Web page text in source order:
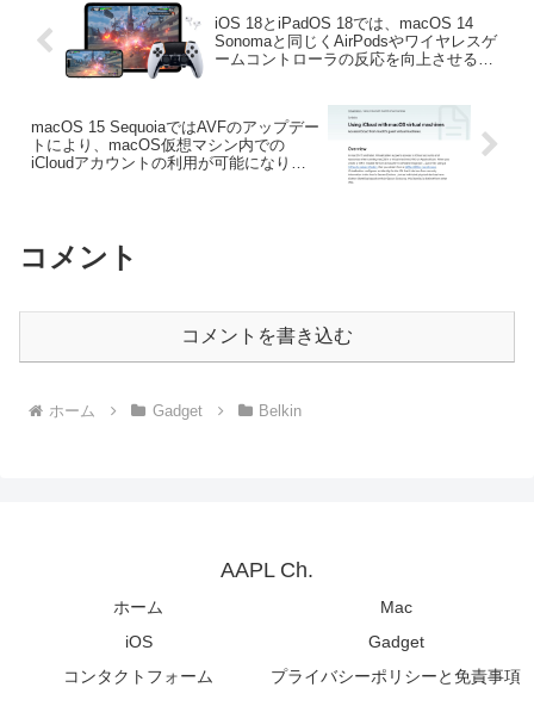
iOS 18とiPadOS 18では、macOS 14
Sonomaと同じくAirPodsやワイヤレスゲ
ームコントローラの反応を向上させる
線接続のXboxコントローラでより低遅延
な操作が可能に。
macOS 15 SequoiaではAVFのアップデー
トにより、macOS仮想マシン内での
iCloudアカウントの利用が可能になり、
コメント
コメントを書き込む
ホーム Gadget Belkin
AAPL Ch.
ホーム
Mac
iOS
Gadget
コンタクトフォーム
プライバシーポリシーと免責事項